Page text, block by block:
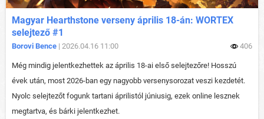
Magyar Hearthstone verseny április 18-án: WORTEX
selejtező #1
Borovi Bence | 2026.04.16 11:00 406
Még mindig jelentkezhettek az április 18-ai első selejtezőre! Hosszú
évek után, most 2026-ban egy nagyobb versenysorozat veszi kezdetét.
Nyolc selejtezőt fogunk tartani áprilistól júniusig, ezek online lesznek
megtartva, és bárki jelentkezhet.